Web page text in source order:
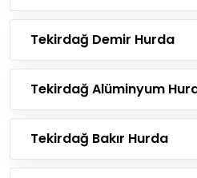
Tekirdağ Demir Hurda
Tekirdağ Alüminyum
Tekirdağ Bakır Hurda